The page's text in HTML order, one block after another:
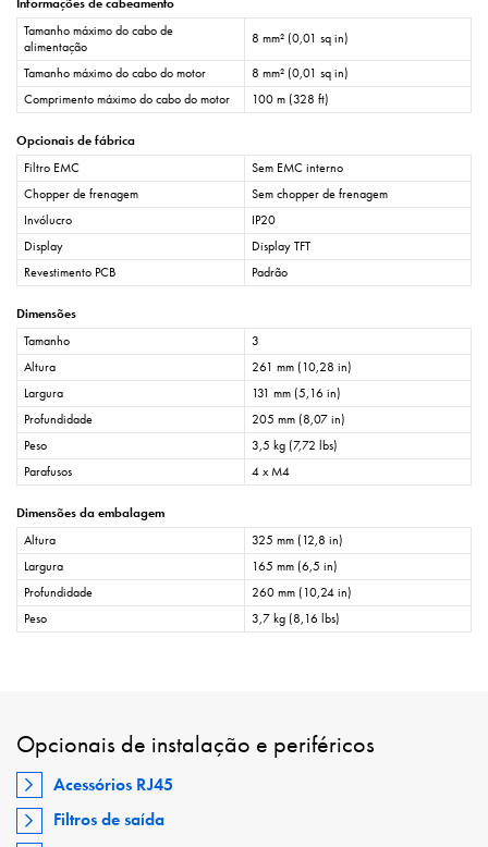
Informações de cabeamento
Tamanho máximo do cabo de
alimentação
8 mm² (0,01 sq in)
Tamanho máximo do cabo do motor
8 mm² (0,01 sq in)
Comprimento máximo do cabo do motor
100 m (328 ft)
Opcionais de fábrica
Filtro EMC
Sem EMC interno
Chopper de frenagem
Sem chopper de frenagem
Invólucro
IP20
Display
Display TFT
Revestimento PCB
Padrão
Dimensões
Tamanho
3
Altura
261 mm (10,28 in)
Largura
131 mm (5,16 in)
Profundidade
205 mm (8,07 in)
Peso
3,5 kg (7,72 lbs)
Parafusos
4 x M4
Dimensões da embalagem
Altura
325 mm (12,8 in)
Largura
165 mm (6,5 in)
Profundidade
260 mm (10,24 in)
Peso
3,7 kg (8,16 lbs)
Opcionais de instalação e periféricos
Acessórios RJ45
Filtros de saída